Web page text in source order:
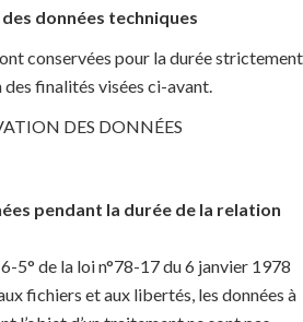
données techniques
conservées pour la durée strictement
finalités visées ci-avant.
DES DONNÉES
pendant la durée de la relation
5° de la loi n°78-17 du 6 janvier 1978
fichiers et aux libertés, les données à